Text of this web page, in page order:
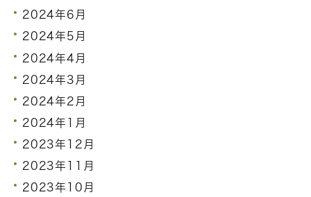
2024年6月
2024年5月
2024年4月
2024年3月
2024年2月
2024年1月
2023年12月
2023年11月
2023年10月